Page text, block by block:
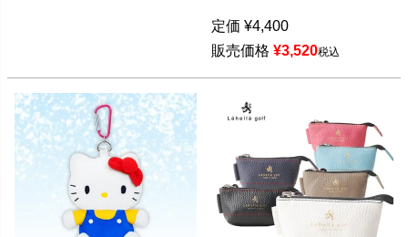
定価 ¥4,400
販売価格 ¥3,520税込